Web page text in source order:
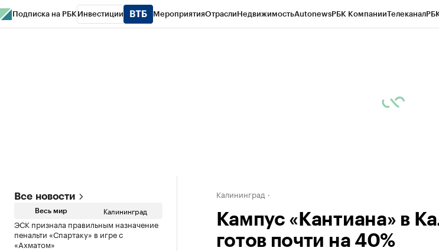
Подписка на РБК Инвестиции МероприятияОтраслиНедвижимостьAutonewsРБК КомпанииТелеканал
Все новости
Весь мир Калининград
ЭСК признала правильным назначение
пенальти «Спартаку» в игре с
«Ахматом»
Калининград
Кампус «Кантиана» в
готов почти на 40%